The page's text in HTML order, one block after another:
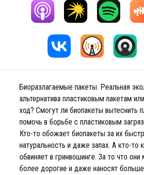
Биоразлагаемые пакеты. Реальная
альтернатива пластиковым пакетам
ход? Смогут ли биопакеты вытеснить
помочь в борьбе с пластиковым
Кто-то обожает биопакеты за их
натуральность и даже запах. А кто-то
обвиняет в гринвошинге. За то что
более дорогие и даже наносят